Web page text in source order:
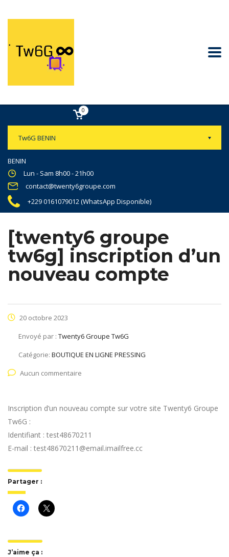
Tw6G BENIN
BENIN
Lun - Sam 8h00 - 21h00
contact@twenty6groupe.com
+229 0161079012 (WhatsApp Disponible)
0
[twenty6 groupe
tw6g] inscription d’un
nouveau compte
20 octobre 2023
Envoyé par : Twenty6 Groupe Tw6G
Catégorie: BOUTIQUE EN LIGNE PRESSING
Aucun commentaire
Inscription d’un nouveau compte sur votre site Twenty6 Groupe
Tw6G :
Identifiant : test48670211
E-mail : test48670211@email.imailfree.cc
Partager :
J’aime ça :